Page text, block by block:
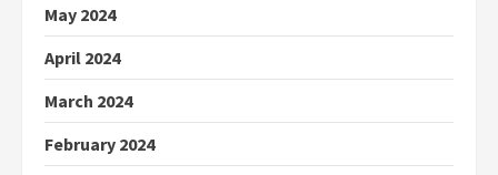
May 2024
April 2024
March 2024
February 2024